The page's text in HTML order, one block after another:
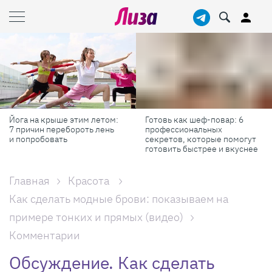
Йога на крыше этим летом:
7 причин перебороть лень
и попробовать
Готовь как шеф-повар: 6
профессиональных
секретов, которые помогут
готовить быстрее и вкуснее
Главная
Красота
Как сделать модные брови: показываем на
примере тонких и прямых (видео)
Комментарии
Обсуждение. Как сделать